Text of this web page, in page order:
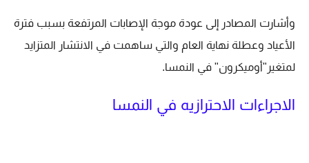
وأشارت المصادر إلى عودة موجة الإصابات المرتفعة بسبب فترة
الأعياد وعطلة نهاية العام والتي ساهمت في الانتشار المتزايد
لمتغير"أوميكرون" في النمسا.
الاجراءات الاحترازيه في النمسا